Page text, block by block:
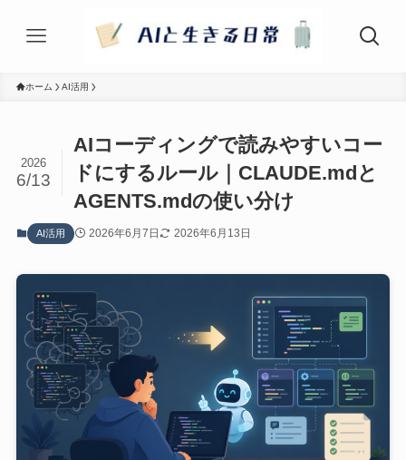
ホーム AI活用
AIコーディングで読みやすいコー
ドにするルール｜CLAUDE.mdと
AGENTS.mdの使い分け
2026
6/13
AI活用 2026年6月7日 2026年6月13日